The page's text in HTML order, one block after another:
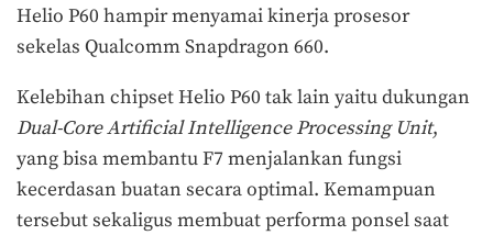
Helio P60 hampir menyamai kinerja prosesor
sekelas Qualcomm Snapdragon 660.
Kelebihan chipset Helio P60 tak lain yaitu dukungan
Dual-Core Artificial Intelligence Processing Unit,
yang bisa membantu F7 menjalankan fungsi
kecerdasan buatan secara optimal. Kemampuan
tersebut sekaligus membuat performa ponsel saat